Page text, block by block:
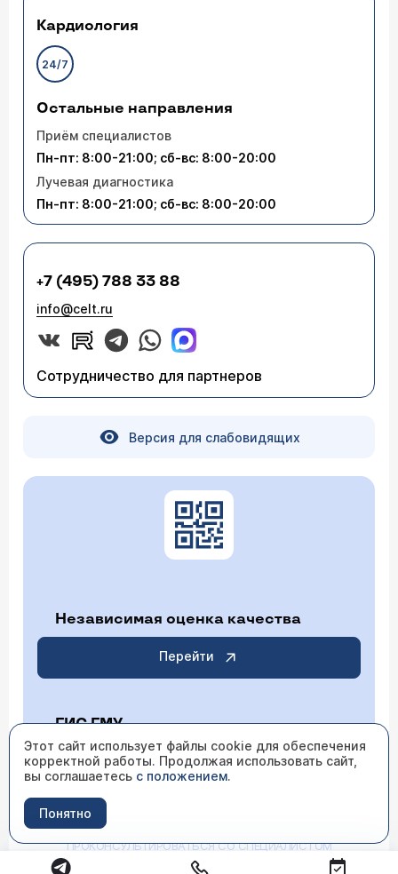
Кардиология
24/7
Остальные направления
Приём специалистов
Пн-пт: 8:00-21:00; сб-вс: 8:00-20:00
Лучевая диагностика
Пн-пт: 8:00-21:00; сб-вс: 8:00-20:00
+7 (495) 788 33 88
info@celt.ru
Сотрудничество для партнеров
Версия для слабовидящих
Независимая оценка качества
Перейти
ГИС ГМУ
Перейти
ИМЕЮТСЯ ПРОТИВОПОКАЗАНИЯ НЕОБХОДИМО
ПРОКОНСУЛЬТИРОВАТЬСЯ СО СПЕЦИАЛИСТОМ
Этот сайт использует файлы cookie для обеспечения
корректной работы. Продолжая использовать сайт,
вы соглашаетесь с положением.
Понятно